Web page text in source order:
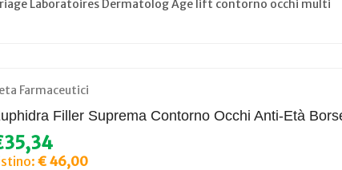
Laboratoires Dermatolog Age lift contorno occhi multi
Farmaceutici
Filler Suprema Contorno Occhi Anti-Età
€ 46,00